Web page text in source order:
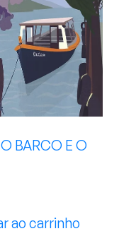
BARCO E O
ao carrinho